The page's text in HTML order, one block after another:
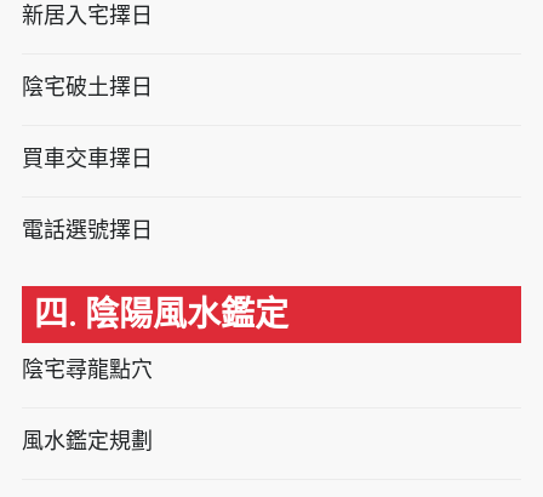
新居入宅擇日
陰宅破土擇日
買車交車擇日
電話選號擇日
四. 陰陽風水鑑定
陰宅尋龍點穴
風水鑑定規劃